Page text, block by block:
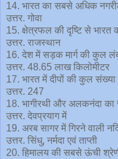
14. भारत का सबसे अधिक
उत्तर. गोवा
15. क्षेत्रफल की दृष्टि से भारत
उत्तर. राजस्थान
16. देश में सड़क मार्ग की कुल
उत्तर. 48.65 लाख किलोमीटर
17. भारत में दीपों की कुल संख्या
उत्तर. 247
18. भागीरथी और अलकनंदा का
उत्तर. देवप्रयाग में
19. अरब सागर में गिरने वाली
उत्तर. सिंधु, नर्मदा एवं ताप्ती
20. हिमालय की सबसे ऊंची